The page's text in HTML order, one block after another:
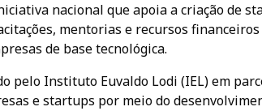
nacional que apoia a criação de
mentorias e recursos
de base tecnológica.
pelo Instituto Euvaldo Lodi (IEL) em
e startups por meio do